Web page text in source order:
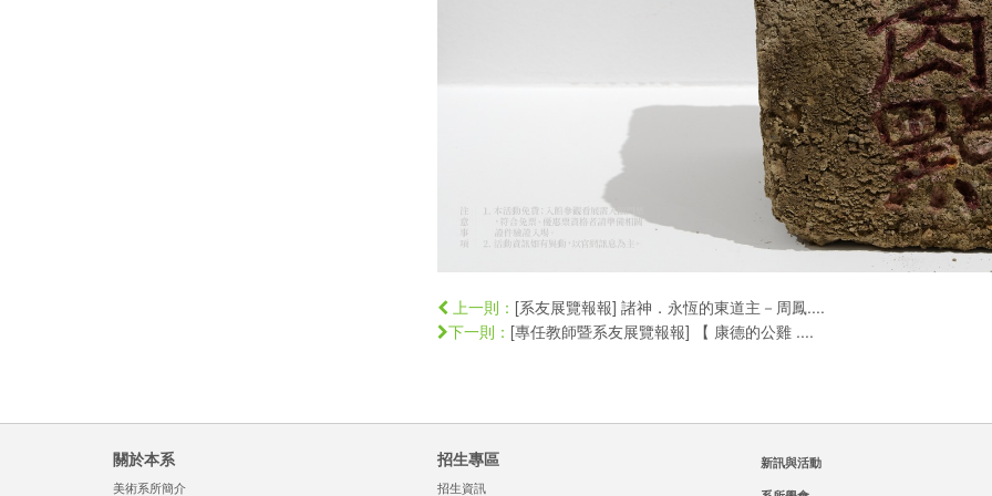
上一則： [系友展覽報報] 諸神．永恆的東道主－周鳳....
下一則： [專任教師暨系友展覽報報] 【 康德的公雞 ....
關於本系
美術系所簡介
招生專區
招生資訊
新訊與活動